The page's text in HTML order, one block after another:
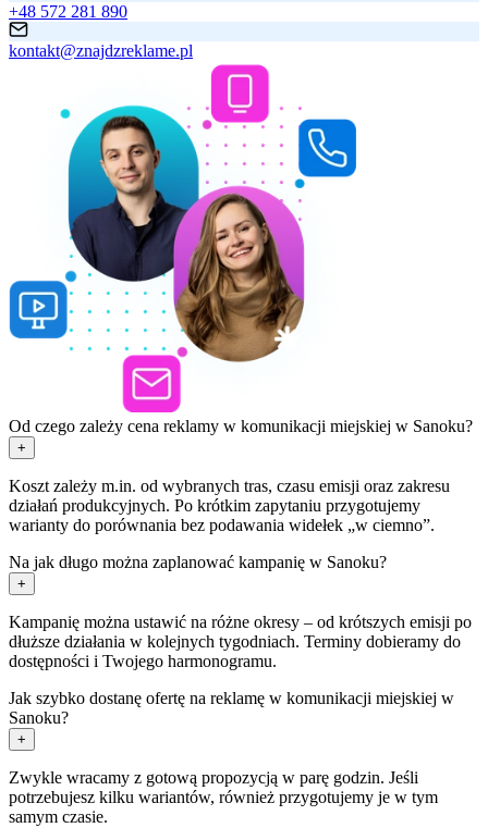
+48 572 281 890
kontakt@znajdzreklame.pl
Od czego zależy cena reklamy w komunikacji miejskiej w Sanoku?
+
Koszt zależy m.in. od wybranych tras, czasu emisji oraz zakresu
działań produkcyjnych. Po krótkim zapytaniu przygotujemy
warianty do porównania bez podawania widełek „w ciemno”.
Na jak długo można zaplanować kampanię w Sanoku?
+
Kampanię można ustawić na różne okresy – od krótszych emisji po
dłuższe działania w kolejnych tygodniach. Terminy dobieramy do
dostępności i Twojego harmonogramu.
Jak szybko dostanę ofertę na reklamę w komunikacji miejskiej w
Sanoku?
+
Zwykle wracamy z gotową propozycją w parę godzin. Jeśli
potrzebujesz kilku wariantów, również przygotujemy je w tym
samym czasie.